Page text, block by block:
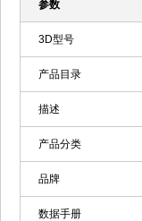
参数
3D型号
产品目录
描述
产品分类
品牌
数据手册